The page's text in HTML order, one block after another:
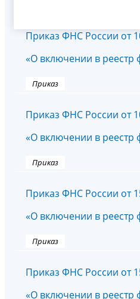
Приказ ФНС России от
«О включении в реестр
Приказ
Приказ ФНС России от
«О включении в реестр
Приказ
Приказ ФНС России от
«О включении в реестр
Приказ
Приказ ФНС России от
«О включении в реестр